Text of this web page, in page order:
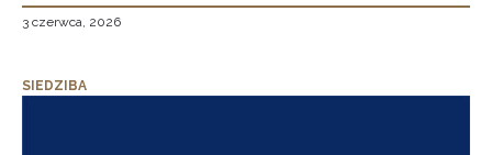
3 czerwca, 2026
SIEDZIBA